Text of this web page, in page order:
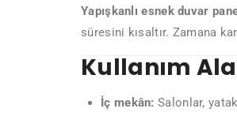
Yapışkanlı esnek duvar
süresini kısaltır. Zamana
Kullanım
İç mekân: Salonlar,